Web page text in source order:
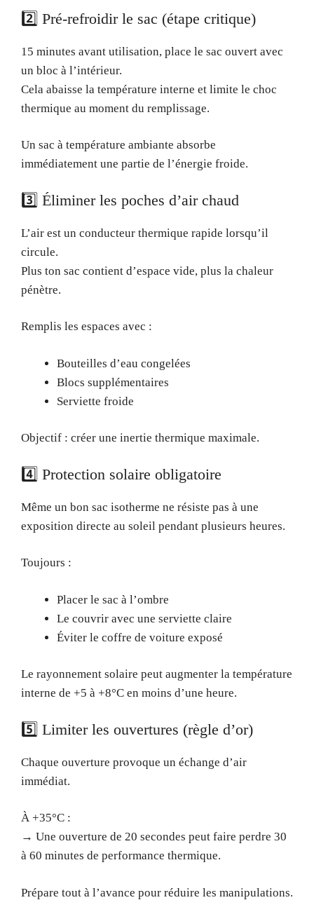
2️⃣ Pré-refroidir le sac (étape critique)
15 minutes avant utilisation, place le sac ouvert avec
un bloc à l’intérieur.
Cela abaisse la température interne et limite le choc
thermique au moment du remplissage.
Un sac à température ambiante absorbe
immédiatement une partie de l’énergie froide.
3️⃣ Éliminer les poches d’air chaud
L’air est un conducteur thermique rapide lorsqu’il
circule.
Plus ton sac contient d’espace vide, plus la chaleur
pénètre.
Remplis les espaces avec :
Bouteilles d’eau congelées
Blocs supplémentaires
Serviette froide
Objectif : créer une inertie thermique maximale.
4️⃣ Protection solaire obligatoire
Même un bon sac isotherme ne résiste pas à une
exposition directe au soleil pendant plusieurs heures.
Toujours :
Placer le sac à l’ombre
Le couvrir avec une serviette claire
Éviter le coffre de voiture exposé
Le rayonnement solaire peut augmenter la température
interne de +5 à +8°C en moins d’une heure.
5️⃣ Limiter les ouvertures (règle d’or)
Chaque ouverture provoque un échange d’air
immédiat.
À +35°C :
→ Une ouverture de 20 secondes peut faire perdre 30
à 60 minutes de performance thermique.
Prépare tout à l’avance pour réduire les manipulations.